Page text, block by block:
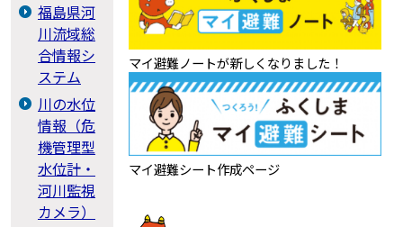
福島県河
川流域総
合情報シ
ステム
川の水位
情報（危
機管理型
水位計・
河川監視
カメラ）
マイ避難ノートが新しくなりました！
マイ避難シート作成ページ